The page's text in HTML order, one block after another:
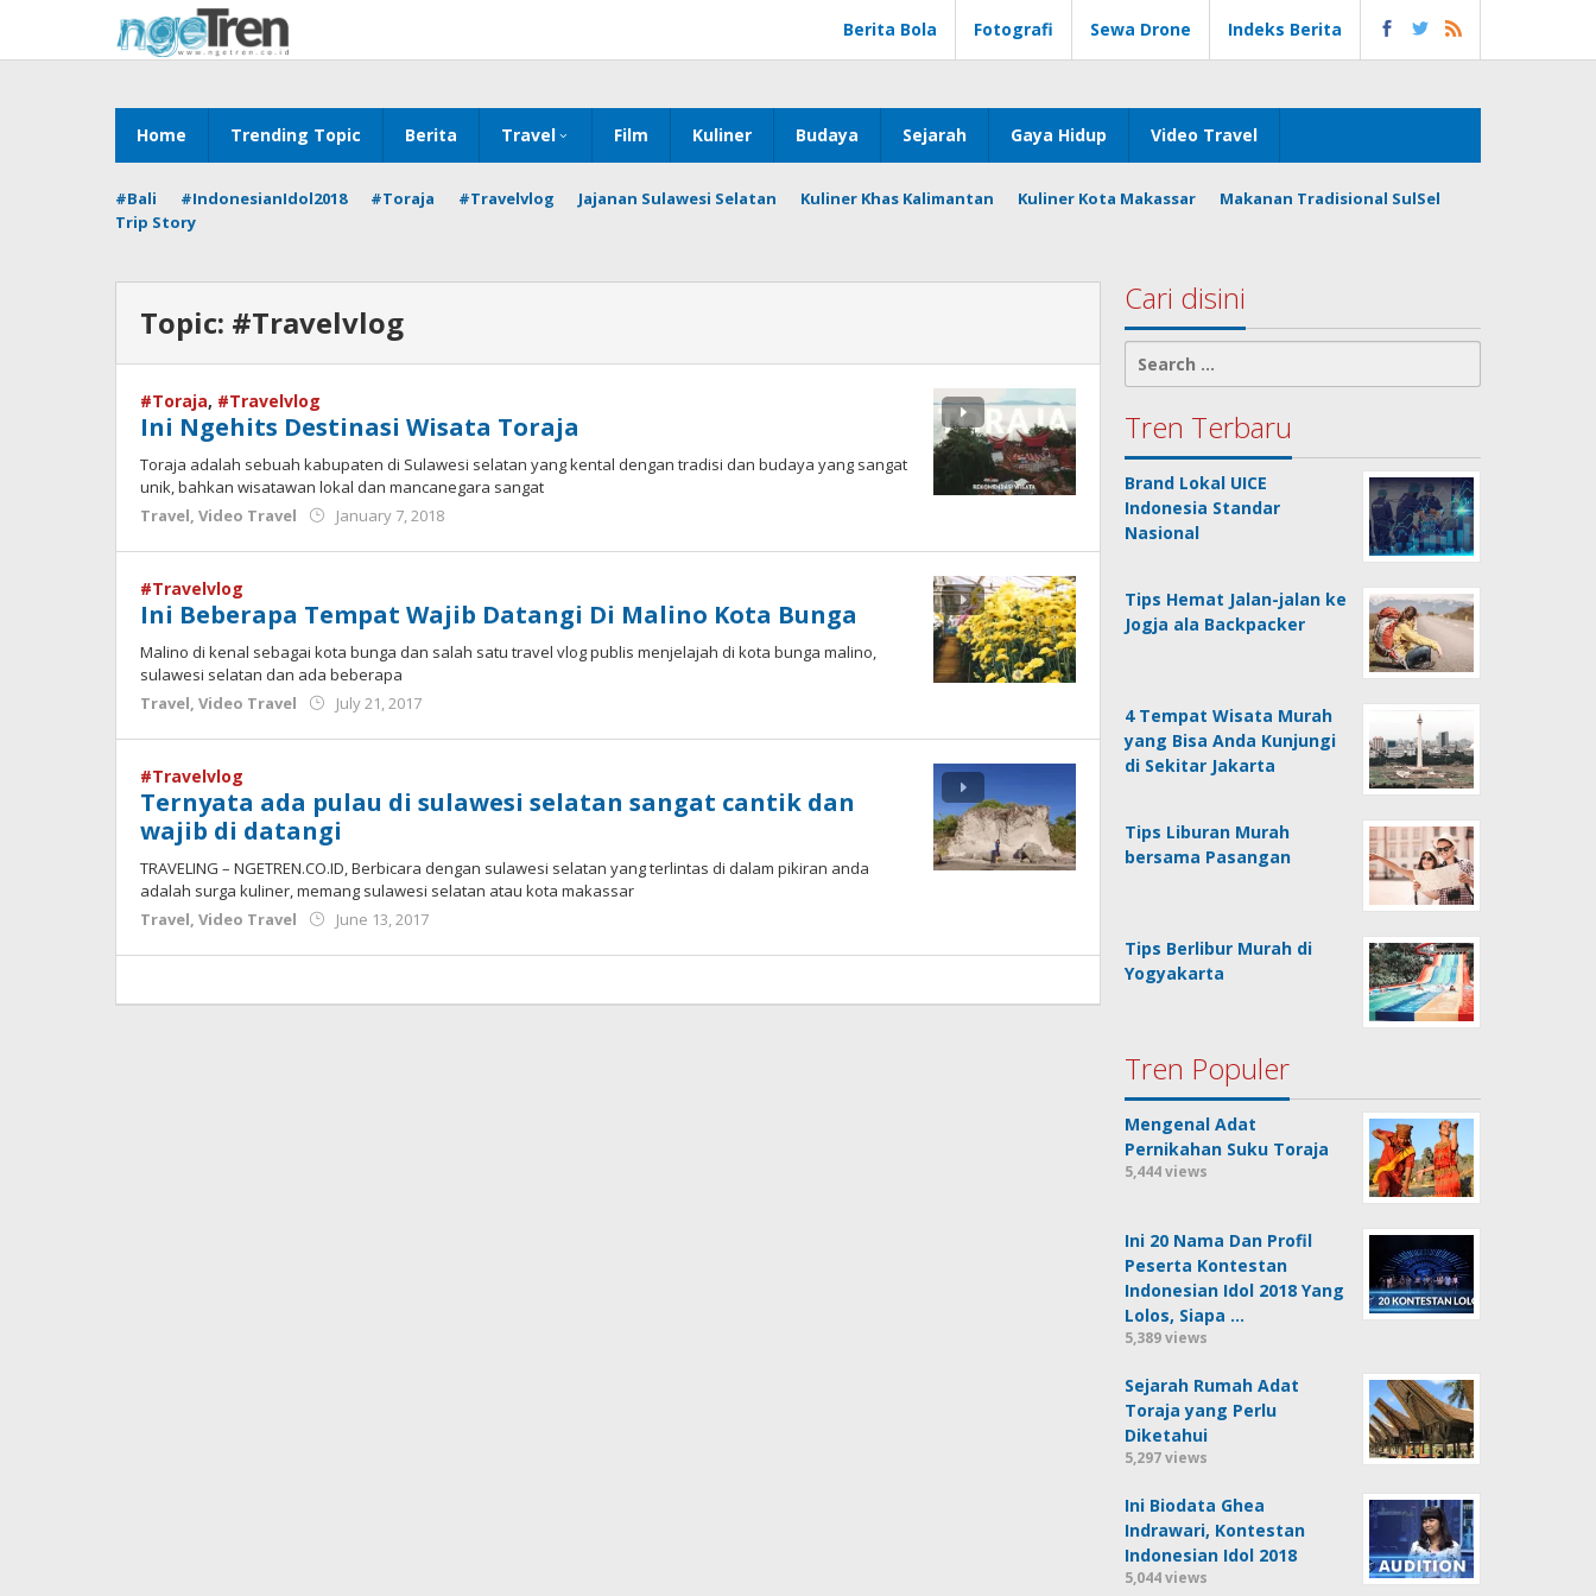
content
Berita Bola Fotografi Sewa Drone Indeks Berita
Home Trending Topic Berita Travel Film Kuliner Budaya Sejarah Gaya Hidup Video Travel
#Bali #IndonesianIdol2018 #Toraja #Travelvlog Jajanan Sulawesi Selatan Kuliner Khas Kalimantan Kuliner Kota Makassar
Makanan Tradisional SulSel
Trip Story
Topic: #Travelvlog
#Toraja, #Travelvlog
Ini Ngehits Destinasi Wisata Toraja
Toraja adalah sebuah kabupaten di Sulawesi selatan yang kental dengan tradisi dan budaya yang sangat
unik, bahkan wisatawan lokal dan mancanegara sangat
Travel, Video Travel January 7, 2018
#Travelvlog
Ini Beberapa Tempat Wajib Datangi Di Malino Kota Bunga
Malino di kenal sebagai kota bunga dan salah satu travel vlog publis menjelajah di kota bunga malino,
sulawesi selatan dan ada beberapa
Travel, Video Travel July 21, 2017
#Travelvlog
Ternyata ada pulau di sulawesi selatan sangat cantik dan
wajib di datangi
TRAVELING – NGETREN.CO.ID, Berbicara dengan sulawesi selatan yang terlintas di dalam pikiran anda
adalah surga kuliner, memang sulawesi selatan atau kota makassar
Travel, Video Travel June 13, 2017
Cari disini
for:
Tren Terbaru
Brand Lokal UICE
Indonesia Standar
Nasional
Tips Hemat Jalan-jalan ke
Jogja ala Backpacker
4 Tempat Wisata Murah
yang Bisa Anda Kunjungi
di Sekitar Jakarta
Tips Liburan Murah
bersama Pasangan
Tips Berlibur Murah di
Yogyakarta
Tren Populer
Mengenal Adat
Pernikahan Suku Toraja
5,444 views
Ini 20 Nama Dan Profil
Peserta Kontestan
Indonesian Idol 2018 Yang
Lolos, Siapa …
5,389 views
Sejarah Rumah Adat
Toraja yang Perlu
Diketahui
5,297 views
Ini Biodata Ghea
Indrawari, Kontestan
Indonesian Idol 2018
5,044 views